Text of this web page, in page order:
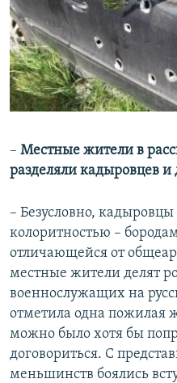
– Местные жители в
разделяли кадыровцев
– Безусловно,
колоритностью –
отличающейся от
местные жители делят
военнослужащих на
отметила одна пожилая
можно было хотя бы
договориться. С
меньшинств боялись